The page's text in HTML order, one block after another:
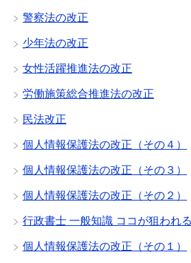
警察法の改正
少年法の改正
女性活躍推進法の改正
労働施策総合推進法の改正
民法改正
個人情報保護法の改正（その４）
個人情報保護法の改正（その３）
個人情報保護法の改正（その２）
行政書士 一般知識 ココが狙われ
個人情報保護法の改正（その１）